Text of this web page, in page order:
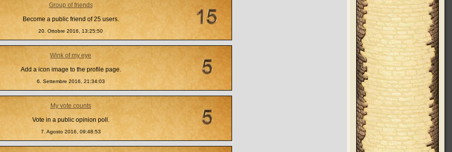
Group of friends
Become a public friend of 25 users.
20. Ottobre 2016, 13:25:50
Wink of my eye
Add a icon image to the profile page.
6. Settembre 2016, 21:34:03
My vote counts
Vote in a public opinion poll.
7. Agosto 2016, 09:48:53